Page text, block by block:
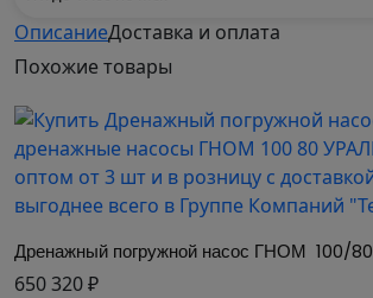
ОписаниеДоставка и оплата
Похожие товары
Дренажный погружной насос ГНОМ  100/80
650 320 ₽